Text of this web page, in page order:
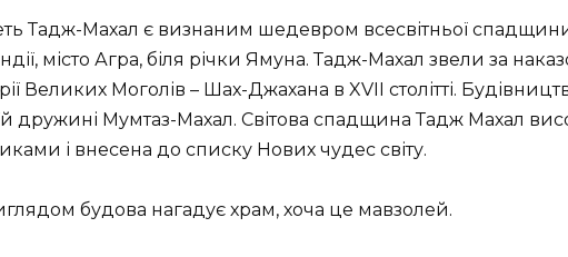
Тадж-Махал є визнаним шедевром всесвітньої
місто Агра, біля річки Ямуна. Тадж-Махал звели за
Великих Моголів – Шах-Джахана в XVII столітті.
дружині Мумтаз-Махал. Світова спадщина Тадж Махал
і внесена до списку Нових чудес світу.
будова нагадує храм, хоча це мавзолей.